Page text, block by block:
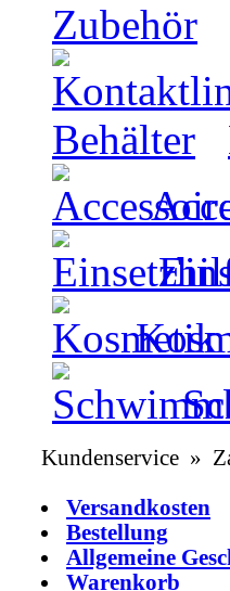
Zubehör
Kundenservice »
Versandkosten
Bestellung
Allgemeine
Warenkorb